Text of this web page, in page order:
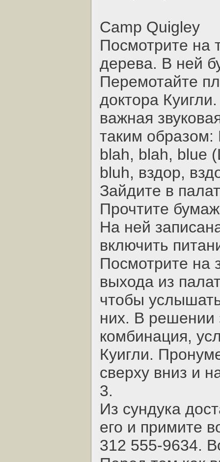
Camp Quigley
Посмотрите на
дерева. В ней
Перемотайте
доктора
важная
таким образом:
blah, blah, blue
bluh, вздор,
Зайдите в
Прочтите
На ней
включить
Посмотрите на
выхода из
чтобы
них. В решении
комбинация,
Куигли.
сверху вниз и
3.
Из сундука
его и примите
312 555-9634.